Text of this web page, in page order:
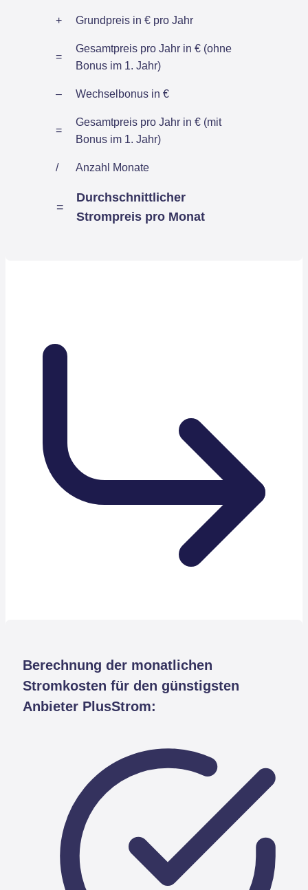
+ Grundpreis in € pro Jahr
=
Gesamtpreis pro Jahr in € (ohne
Bonus im 1. Jahr)
– Wechselbonus in €
=
Gesamtpreis pro Jahr in € (mit
Bonus im 1. Jahr)
/ Anzahl Monate
=
Durchschnittlicher
Strompreis pro Monat
Berechnung der monatlichen
Stromkosten für den günstigsten
Anbieter PlusStrom: